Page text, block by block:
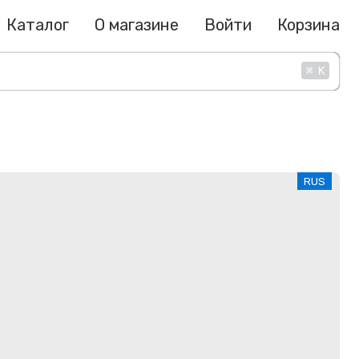
Каталог О магазине Войти Корзина
⌘ K
RUS